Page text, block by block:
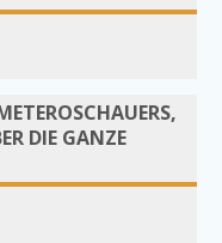
DIE GANZE